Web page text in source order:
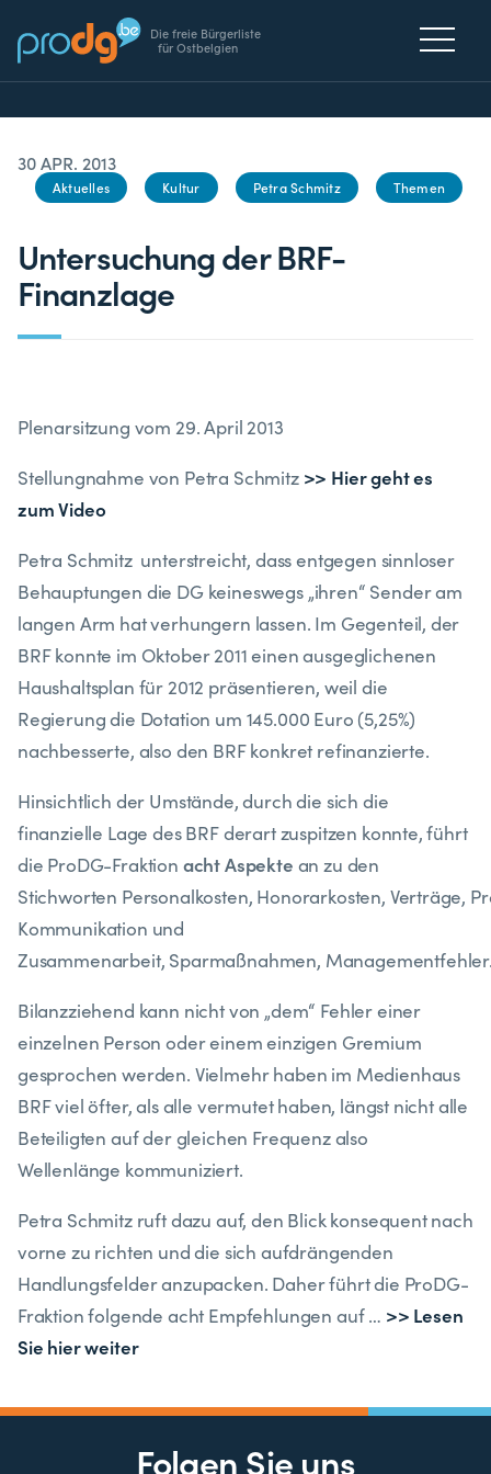
Die freie Bürgerliste
für Ostbelgien
30 APR. 2013
Aktuelles Kultur Petra Schmitz Themen
Untersuchung der BRF-
Finanzlage
Plenarsitzung vom 29. April 2013
Stellungnahme von Petra Schmitz >> Hier geht es
zum Video
Petra Schmitz unterstreicht, dass entgegen sinnloser
Behauptungen die DG keineswegs „ihren“ Sender am
langen Arm hat verhungern lassen. Im Gegenteil, der
BRF konnte im Oktober 2011 einen ausgeglichenen
Haushaltsplan für 2012 präsentieren, weil die
Regierung die Dotation um 145.000 Euro (5,25%)
nachbesserte, also den BRF konkret refinanzierte.
Hinsichtlich der Umstände, durch die sich die
finanzielle Lage des BRF derart zuspitzen konnte, führt
die ProDG-Fraktion acht Aspekte an zu den
Stichworten Personalkosten, Honorarkosten, Verträge,
Kommunikation und
Zusammenarbeit, Sparmaßnahmen,
Bilanzziehend kann nicht von „dem“ Fehler einer
einzelnen Person oder einem einzigen Gremium
gesprochen werden. Vielmehr haben im Medienhaus
BRF viel öfter, als alle vermutet haben, längst nicht alle
Beteiligten auf der gleichen Frequenz also
Wellenlänge kommuniziert.
Petra Schmitz ruft dazu auf, den Blick konsequent nach
vorne zu richten und die sich aufdrängenden
Handlungsfelder anzupacken. Daher führt die ProDG-
Fraktion folgende acht Empfehlungen auf … >> Lesen
Sie hier weiter
Folgen Sie uns